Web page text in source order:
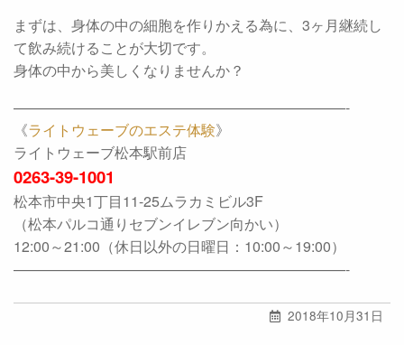
まずは、身体の中の細胞を作りかえる為に、3ヶ月継続し
て飲み続けることが大切です。
身体の中から美しくなりませんか？
———————————————————————-
《ライトウェーブのエステ体験》
ライトウェーブ松本駅前店
0263-39-1001
松本市中央1丁目11-25ムラカミビル3F
（松本パルコ通りセブンイレブン向かい）
12:00～21:00（休日以外の日曜日：10:00～19:00）
———————————————————————-
2018年10月31日